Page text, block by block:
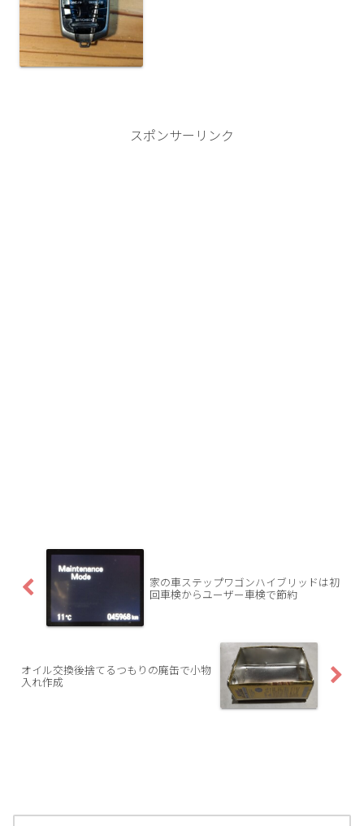
スポンサーリンク
家の車ステップワゴンハイブリッドは初
回車検からユーザー車検で節約
オイル交換後捨てるつもりの廃缶で小物
入れ作成